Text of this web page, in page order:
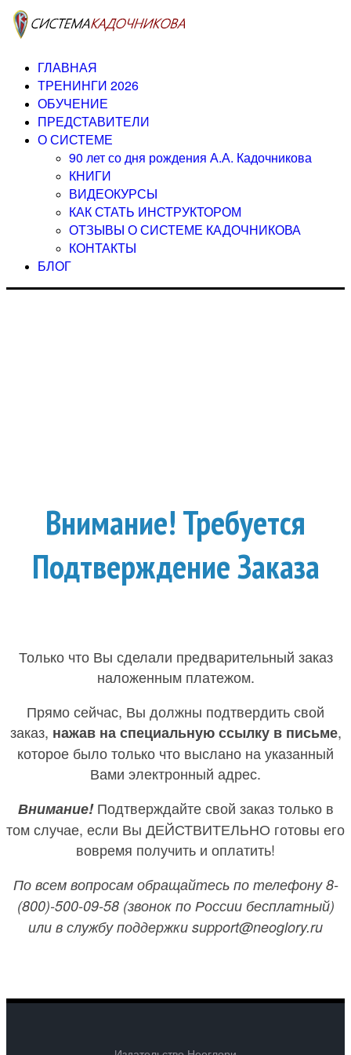
ГЛАВНАЯ
ТРЕНИНГИ 2026
ОБУЧЕНИЕ
ПРЕДСТАВИТЕЛИ
О СИСТЕМЕ
90 лет со дня рождения А.А. Кадочникова
КНИГИ
ВИДЕОКУРСЫ
КАК СТАТЬ ИНСТРУКТОРОМ
ОТЗЫВЫ О СИСТЕМЕ КАДОЧНИКОВА
КОНТАКТЫ
БЛОГ
Внимание! Требуется
Подтверждение Заказа
Только что Вы сделали предварительный заказ
наложенным платежом.
Прямо сейчас, Вы должны подтвердить свой
заказ, нажав на специальную ссылку в письме,
которое было только что выслано на указанный
Вами электронный адрес.
Внимание! Подтверждайте свой заказ только в
том случае, если Вы ДЕЙСТВИТЕЛЬНО готовы его
вовремя получить и оплатить!
По всем вопросам обращайтесь по телефону 8-
(800)-500-09-58 (звонок по России бесплатный)
или в службу поддержки support@neoglory.ru